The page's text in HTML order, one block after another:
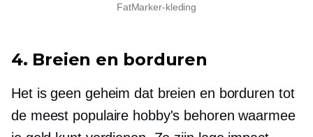
FatMarker-kleding
4. Breien en borduren
Het is geen geheim dat breien en borduren tot
de meest populaire hobby's behoren waarmee